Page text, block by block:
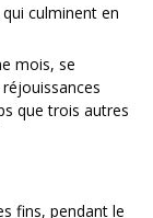
culminent en
mois, se
que trois autres
fins, pendant le